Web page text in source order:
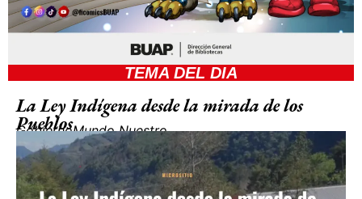
TEMA DEL DIA
La Ley Indígena desde la mirada de los
Pueblos
GobiernoMundo Nuestro